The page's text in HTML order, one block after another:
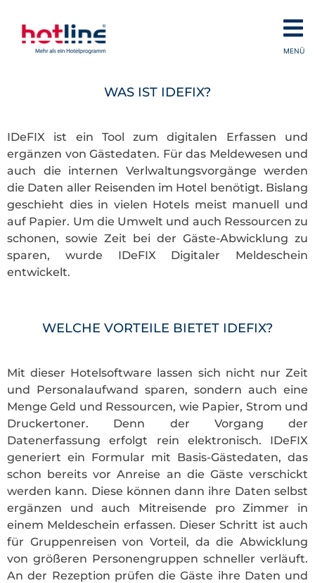
MENÜ
WAS IST IDEFIX?
IDeFIX ist ein Tool zum digitalen Erfassen und
ergänzen von Gästedaten. Für das Meldewesen und
auch die internen Verlwaltungsvorgänge werden
die Daten aller Reisenden im Hotel benötigt. Bislang
geschieht dies in vielen Hotels meist manuell und
auf Papier. Um die Umwelt und auch Ressourcen zu
schonen, sowie Zeit bei der Gäste-Abwicklung zu
sparen, wurde IDeFIX Digitaler Meldeschein
entwickelt.
WELCHE VORTEILE BIETET IDEFIX?
Mit dieser Hotelsoftware lassen sich nicht nur Zeit
und Personalaufwand sparen, sondern auch eine
Menge Geld und Ressourcen, wie Papier, Strom und
Druckertoner. Denn der Vorgang der
Datenerfassung erfolgt rein elektronisch. IDeFIX
generiert ein Formular mit Basis-Gästedaten, das
schon bereits vor Anreise an die Gäste verschickt
werden kann. Diese können dann ihre Daten selbst
ergänzen und auch Mitreisende pro Zimmer in
einem Meldeschein erfassen. Dieser Schritt ist auch
für Gruppenreisen von Vorteil, da die Abwicklung
von größeren Personengruppen schneller verläuft.
An der Rezeption prüfen die Gäste ihre Daten und